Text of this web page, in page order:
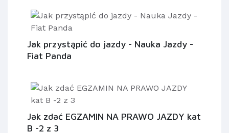
Jak przystąpić do jazdy - Nauka Jazdy -
Fiat Panda
Jak zdać EGZAMIN NA PRAWO JAZDY kat
B -2 z 3